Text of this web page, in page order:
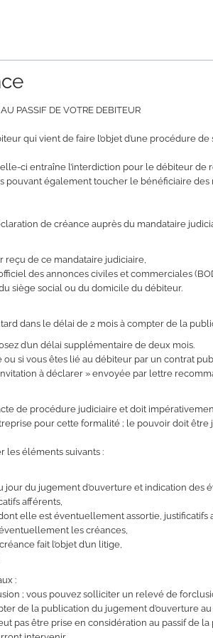
PASSIF DE VOTRE DEBITEUR
qui vient de faire l’objet d’une procédure
ci entraîne l’interdiction pour le débiteur de
pouvant également toucher le bénéficiaire des
de créance auprès du mandataire
reçu de ce mandataire judiciaire,
des annonces civiles et commerciales
siège social ou du domicile du débiteur.
dans le délai de 2 mois à compter de la
d’un délai supplémentaire de deux mois.
ou si vous êtes lié au débiteur par un contrat
à déclarer » envoyée par lettre
de procédure judiciaire et doit
pour cette formalité ; le pouvoir doit être
les éléments suivants :
du jugement d’ouverture et indication des
afférents,
elle est éventuellement assortie, justificatifs
les créances,
fait l’objet d’un litige,
:
; vous pouvez solliciter un relevé de
de la publication du jugement d’ouverture au
pas être prise en considération au passif de